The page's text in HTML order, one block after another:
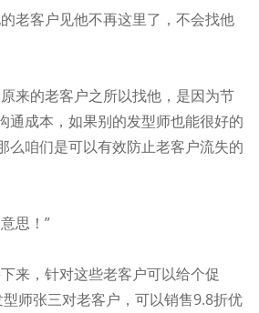
老客户见他不再这里了，不会找他
来的老客户之所以找他，是因为节
通成本，如果别的发型师也能很好的
么咱们是可以有效防止老客户流失的
思！”
来，针对这些老客户可以给个促
师张三对老客户，可以销售9.8折优